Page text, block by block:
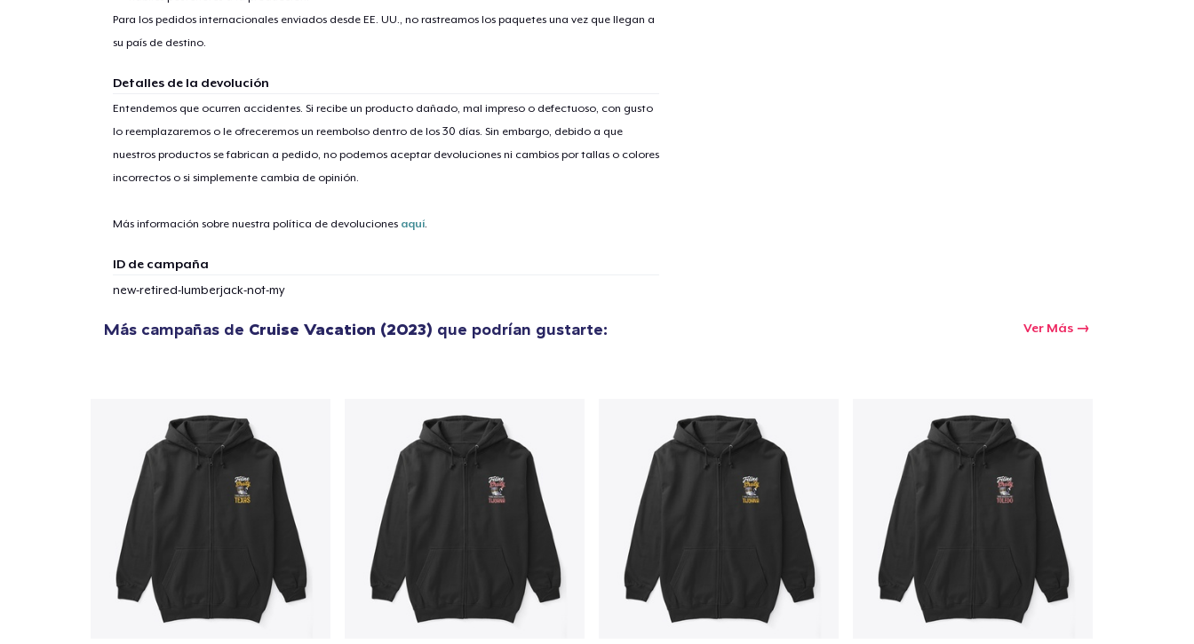
Para los pedidos internacionales enviados desde EE. UU., no rastreamos los paquetes una vez que llegan a
su país de destino.
Detalles de la devolución
Entendemos que ocurren accidentes. Si recibe un producto dañado, mal impreso o defectuoso, con gusto
lo reemplazaremos o le ofreceremos un reembolso dentro de los 30 días. Sin embargo, debido a que
nuestros productos se fabrican a pedido, no podemos aceptar devoluciones ni cambios por tallas o colores
incorrectos o si simplemente cambia de opinión.
Más información sobre nuestra política de devoluciones aquí.
ID de campaña
new-retired-lumberjack-not-my
Más campañas de Cruise Vacation (2023) que podrían gustarte: Ver Más
Finalizar y pagar pedido
50,99 US$
Classic Crew Neck T-Shirt
66,99 US$
Unisex Premium Pullover Hoodie
Comfort Tee